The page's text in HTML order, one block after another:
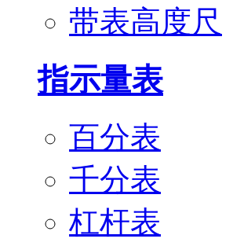
带表高度尺
指示量表
百分表
千分表
杠杆表